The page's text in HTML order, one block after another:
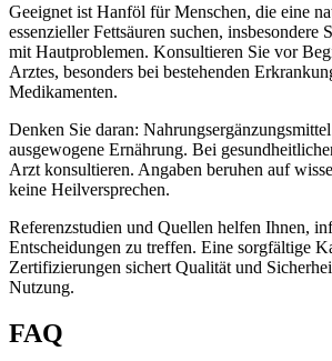
Geeignet ist Hanföl für Menschen, die eine
essenzieller Fettsäuren suchen, insbesondere
mit Hautproblemen. Konsultieren Sie vor
Arztes, besonders bei bestehenden
Medikamenten.
Denken Sie daran:
ausgewogene Ernährung. Bei
Arzt konsultieren. Angaben beruhen auf
keine Heilversprechen.
Referenzstudien und Quellen helfen Ihnen,
Entscheidungen zu treffen. Eine sorgfältige
Zertifizierungen sichert Qualität und
Nutzung.
FAQ